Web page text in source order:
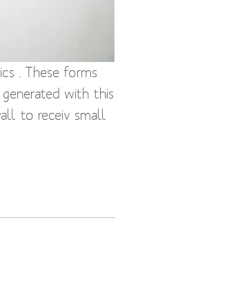
. These forms
with this
to receiv small
moulage. Les
ci sont
vêtements.